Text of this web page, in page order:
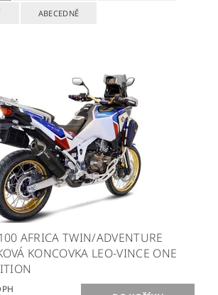
ABECEDNĚ
AFRICA TWIN/ADVENTURE
KONCOVKA LEO-VINCE ONE
DPH